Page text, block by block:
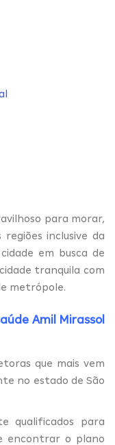
para morar,
inclusive da
em busca de
tranquila com
metrópole.
Amil Mirassol
que mais vem
no estado de São
qualificados para
encontrar o plano